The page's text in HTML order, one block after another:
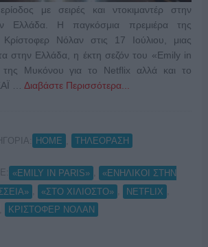
με σειρές και ντοκιμαντέρ στην
Ελλάδα. Η παγκόσμια πρεμιέρα της
Νόλαν στις 17 Ιούλιου, μιας
στην Ελλάδα, η έκτη σεζόν του «Emily in
Μυκόνου για το Netflix αλλά και το
… Διαβάστε Περισσότερα...
HOME ΤΗΛΕΟΡΑΣΗ
«EMILY IN PARIS»
«ΕΝΗΛΙΚΟΙ ΣΤΗΝ
«ΣΤΟ ΧΙΛΙΟΣΤΟ» NETFLIX
ΚΡΙΣΤΟΦΕΡ ΝΟΛΑΝ